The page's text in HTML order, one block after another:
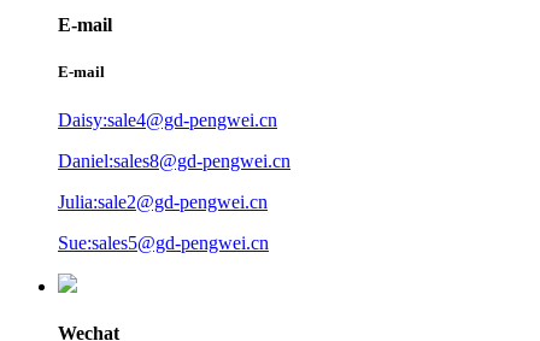
E-mail
E-mail
Daisy:sale4@gd-pengwei.cn
Daniel:sales8@gd-pengwei.cn
Julia:sale2@gd-pengwei.cn
Sue:sales5@gd-pengwei.cn
Wechat